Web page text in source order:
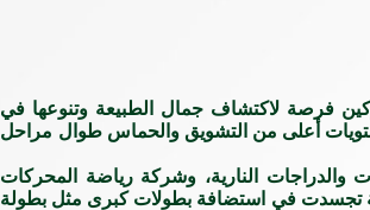
فرصة لاكتشاف جمال الطبيعة وتنوعها في
أعلى من التشويق والحماس طوال مراحل
والدراجات النارية، وشركة رياضة المحركات
تجسدت في استضافة بطولات كبرى مثل بطولة